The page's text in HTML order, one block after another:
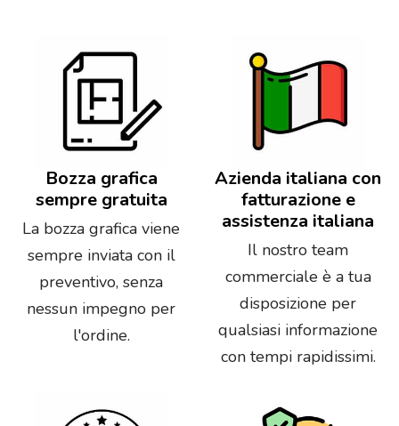
Bozza grafica
sempre gratuita
La bozza grafica viene
sempre inviata con il
preventivo, senza
nessun impegno per
l'ordine.
Azienda italiana con
fatturazione e
assistenza italiana
Il nostro team
commerciale è a tua
disposizione per
qualsiasi informazione
con tempi rapidissimi.